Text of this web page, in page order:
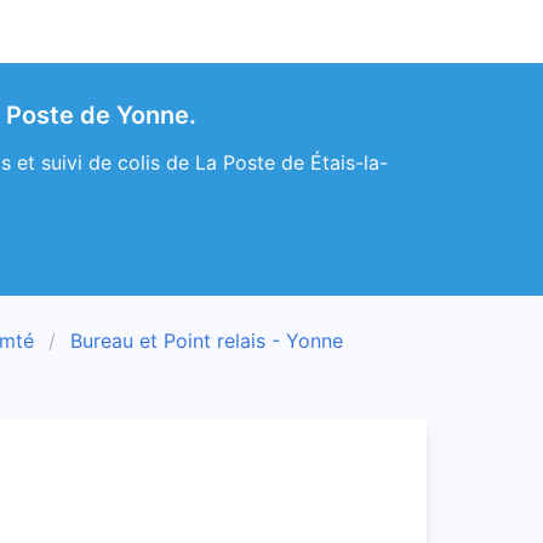
de Yonne.
et suivi de colis de La Poste de Étais-la-
Bureau et Point relais - Yonne